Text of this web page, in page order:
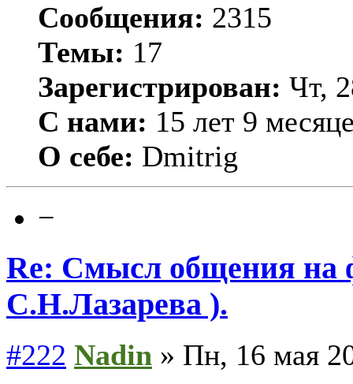
Сообщения: 2315
Темы: 17
Зарегистрирован: Чт,
С нами: 15 лет 9
О себе: Dmitrig
−
Re: Смысл общения на
С.Н.Лазарева ).
#222 Nadin » Пн, 16 мая